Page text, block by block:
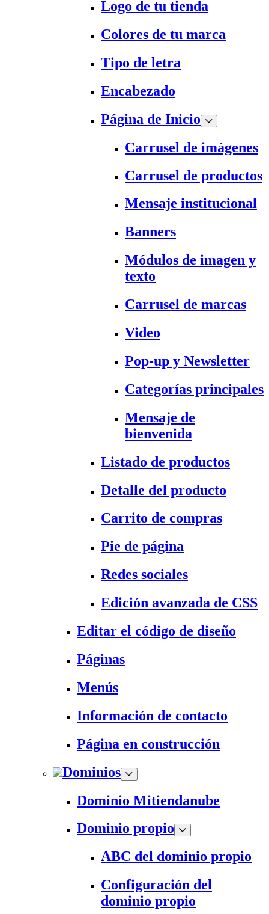
Logo de tu tienda
Colores de tu marca
Tipo de letra
Encabezado
Página de Inicio
Carrusel de imágenes
Carrusel de productos
Mensaje institucional
Banners
Módulos de imagen y
texto
Carrusel de marcas
Video
Pop-up y Newsletter
Categorías principales
Mensaje de
bienvenida
Listado de productos
Detalle del producto
Carrito de compras
Pie de página
Redes sociales
Edición avanzada de CSS
Editar el código de diseño
Páginas
Menús
Información de contacto
Página en construcción
Dominios
Dominio Mitiendanube
Dominio propio
ABC del dominio propio
Configuración del
dominio propio